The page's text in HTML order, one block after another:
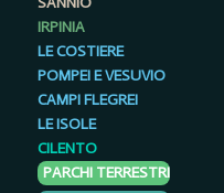
IRPINIA
LE COSTIERE
POMPEI E VESUVIO
CAMPI FLEGREI
LE ISOLE
CILENTO
PARCHI TERRESTRI